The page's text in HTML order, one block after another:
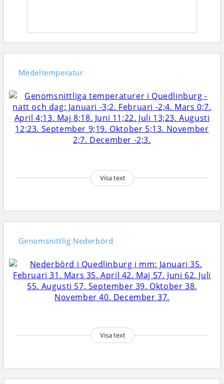
Medeltemperatur
Visa text
Genomsnittlig Nederbörd
Visa text